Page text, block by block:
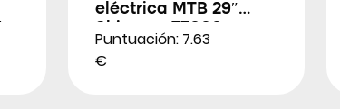
eléctrica MTB 29″
SPACE 20
Puntuación: 7.63
€